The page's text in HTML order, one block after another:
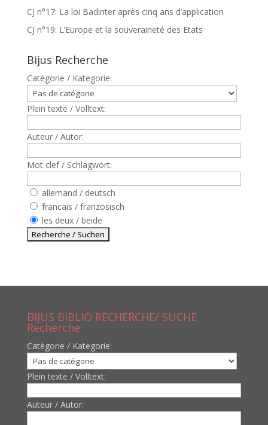
CJ n°17: La loi Badinter après cinq ans d’application
CJ n°19: L’Europe et la souveraineté des Etats
Bijus Recherche
Catègorie / Kategorie:
Plein texte / Volltext:
Auteur / Autor:
Mot clef / Schlagwort:
allemand / deutsch
francais / französisch
les deux / beide
BIJUS BIBLIO RECHERCHE/ SUCHE
Recherche
Catègorie / Kategorie:
Plein texte / Volltext:
Auteur / Autor: